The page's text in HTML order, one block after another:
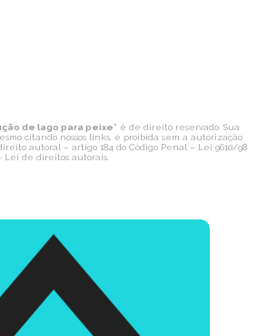
de lago para peixe" é de direito reservado. Sua
citando nossos links, é proibida sem a autorização
autoral – artigo 184 do Código Penal – Lei 9610/98
- Lei de direitos autorais